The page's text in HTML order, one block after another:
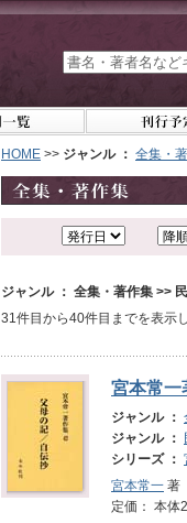
HOME >> ジャンル ： 全集・
ジャンル ： 全集・著作集 >>
31件目から40件目までを表示
宮本常
ジャンル ：
ジャンル ：
シリーズ ：
宮本常一 著
定価： 本